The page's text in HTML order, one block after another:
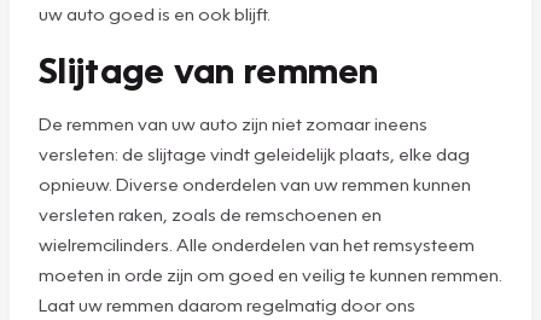
uw auto goed is en ook blijft.
Slijtage van remmen
De remmen van uw auto zijn niet zomaar ineens
versleten: de slijtage vindt geleidelijk plaats, elke dag
opnieuw. Diverse onderdelen van uw remmen kunnen
versleten raken, zoals de remschoenen en
wielremcilinders. Alle onderdelen van het remsysteem
moeten in orde zijn om goed en veilig te kunnen remmen.
Laat uw remmen daarom regelmatig door ons